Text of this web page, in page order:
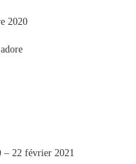
2020
– 22 février 2021